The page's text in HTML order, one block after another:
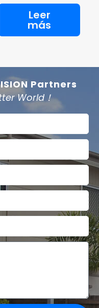
Leer
más
Partners
World！